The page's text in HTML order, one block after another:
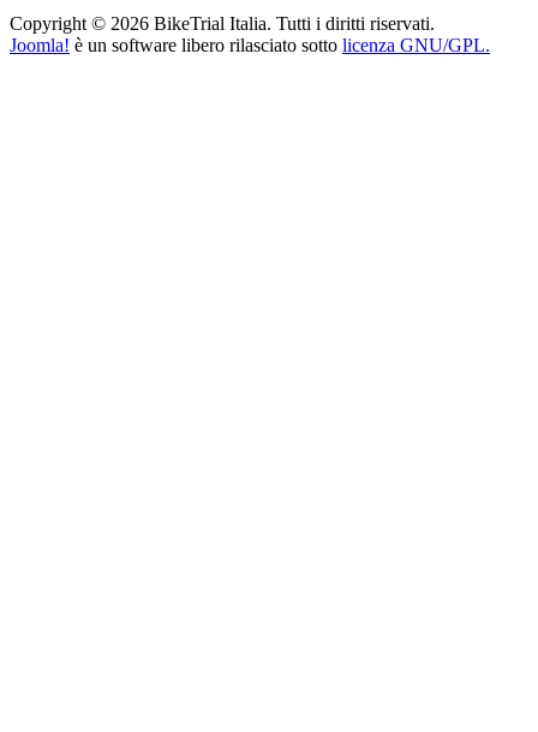
Copyright © 2026 BikeTrial Italia. Tutti i diritti riservati.
Joomla! è un software libero rilasciato sotto licenza GNU/GPL.